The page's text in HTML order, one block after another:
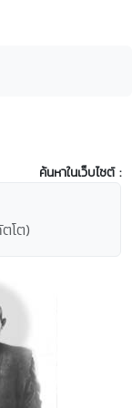
ค้นหาในเว็บไซต์ :
โต)